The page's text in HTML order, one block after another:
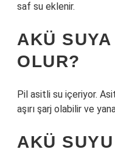
saf su eklenir.
AKÜ
OLUR?
Pil asitli su içeriyor.
aşırı şarj olabilir ve
AKÜ